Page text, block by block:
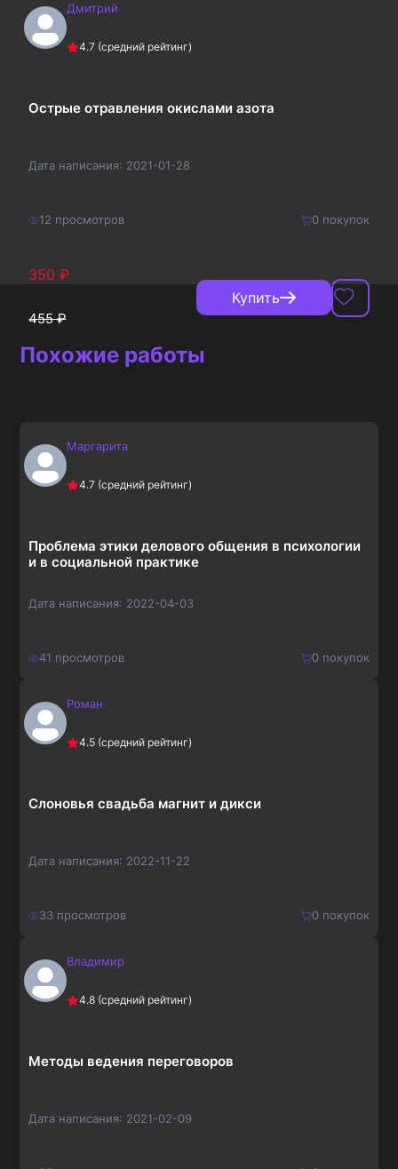
160₽Дмитрий
4.7 (средний рейтинг)
Острые отравления окислами азота
Дата написания: 2021-01-28
12 просмотров 0покупок
350 ₽
455₽
Купить
Похожие работы
Маргарита
4.7 (средний рейтинг)
Проблема этики делового общения в психологии
и в социальной практике
Дата написания: 2022-04-03
41 просмотров 0покупок
140₽Роман
4.5 (средний рейтинг)
Слоновья свадьба магнит и дикси
Дата написания: 2022-11-22
33 просмотров 0покупок
150₽Владимир
4.8 (средний рейтинг)
Методы ведения переговоров
Дата написания: 2021-02-09